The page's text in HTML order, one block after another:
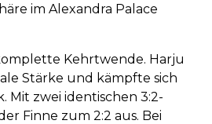
im Alexandra Palace
Kehrtwende. Harju
Stärke und kämpfte sich
Mit zwei identischen 3:2-
Finne zum 2:2 aus. Bei